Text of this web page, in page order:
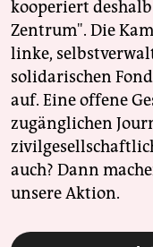
kooperiert
Zentrum". Die
linke,
solidarischen
auf. Eine offene
zugänglichen
auch? Dann
unsere Aktion.